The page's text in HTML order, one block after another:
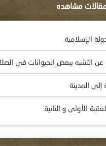
مشاهده
الإسلامية
عن التشبه ببعض الحيوانات في
إلى المدينة
الأولى و الثانية